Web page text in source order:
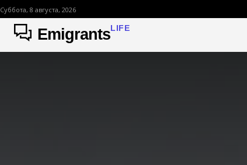
Суббота, 8 августа, 2026
EmigrantsLIFE